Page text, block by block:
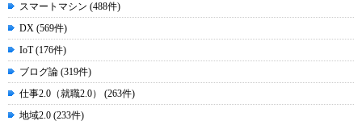
スマートマシン (488件)
DX (569件)
IoT (176件)
ブログ論 (319件)
仕事2.0（就職2.0） (263件)
地域2.0 (233件)